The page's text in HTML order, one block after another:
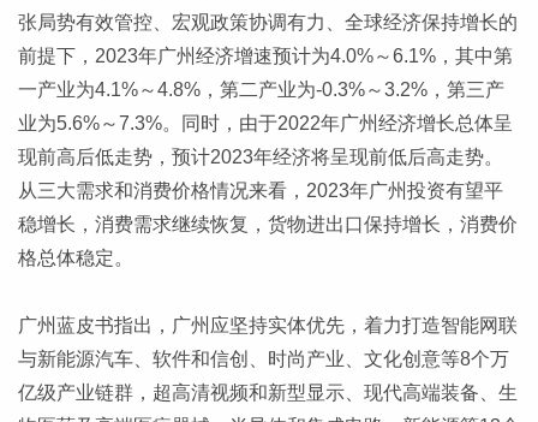
张局势有效管控、宏观政策协调有力、全球经济保持增长的
前提下，2023年广州经济增速预计为4.0%～6.1%，其中第
一产业为4.1%～4.8%，第二产业为-0.3%～3.2%，第三产
业为5.6%～7.3%。同时，由于2022年广州经济增长总体呈
现前高后低走势，预计2023年经济将呈现前低后高走势。
从三大需求和消费价格情况来看，2023年广州投资有望平
稳增长，消费需求继续恢复，货物进出口保持增长，消费价
格总体稳定。
广州蓝皮书指出，广州应坚持实体优先，着力打造智能网联
与新能源汽车、软件和信创、时尚产业、文化创意等8个万
亿级产业链群，超高清视频和新型显示、现代高端装备、生